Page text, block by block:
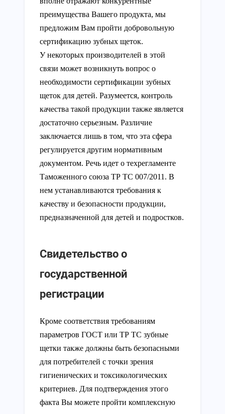
преимущества Вашего продукта, мы
предложим Вам пройти добровольную
сертификацию зубных щеток.
У некоторых производителей в этой
связи может возникнуть вопрос о
необходимости сертификации зубных
щеток для детей. Разумеется, контроль
качества такой продукции также является
достаточно серьезным. Различие
заключается лишь в том, что эта сфера
регулируется другим нормативным
документом. Речь идет о техрегламенте
Таможенного союза ТР ТС 007/2011. В
нем устанавливаются требования к
качеству и безопасности продукции,
предназначенной для детей и подростков.
Свидетельство о
государственной
регистрации
Кроме соответствия требованиям
параметров ГОСТ или ТР ТС зубные
щетки также должны быть безопасными
для потребителей с точки зрения
гигиенических и токсикологических
критериев. Для подтверждения этого
факта Вы можете пройти комплексную